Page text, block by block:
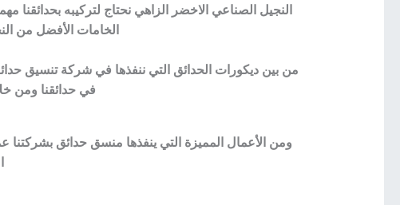
النجيل الصناعي الاخضر الزاهي نحتاج لتركيبه بحدائقنا
الخامات الأفضل من
من بين ديكورات الحدائق التي ننفذها في شركة تنسيق حدائق
في حدائقنا ومن
ومن الأعمال المميزة التي ينفذها منسق حدائق